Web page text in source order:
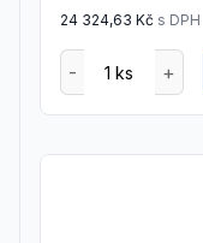
24 324,63 Kč s DPH